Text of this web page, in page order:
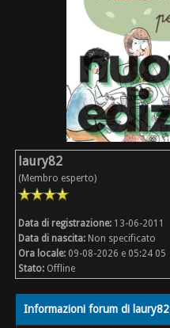
laury82
(Membro esperto)
Data di registrazione: 13-06-2011
Data di nascita: Non specificato
Ora locale: 09-08-2026 e 05:24 05
Stato: Offline
Informazioni forum di laury82